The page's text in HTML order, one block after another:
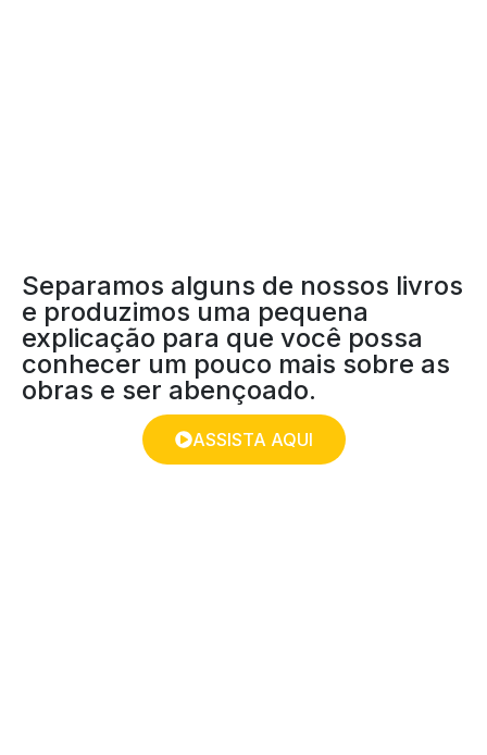
Separamos alguns de nossos livros
e produzimos uma pequena
explicação para que você possa
conhecer um pouco mais sobre as
obras e ser abençoado.
ASSISTA AQUI